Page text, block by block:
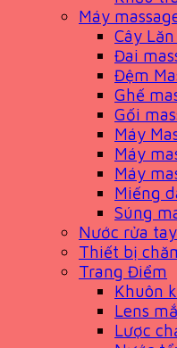
Máy
Cây
Đai
Đệm
Ghế
Gối
Máy
Máy
Máy
Miếng
Súng
Nước rửa tay
Thiết bị
Trang Điểm
Khuôn
Lens
Lược